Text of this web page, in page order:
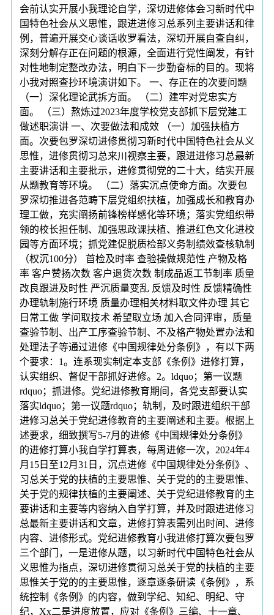
会前认实开展小我理论自学，深切进修体会习新时代中
国特色社会从义思惟，跟进进修习总系列主要讲话和律
例，普遍开展交心谈话收罗看法，深切开展自查自纠，
深刻分解存正在问题的根源，全面进行党性阐发，有针
对性地制定整改办法，明白下一步勤奋标的目的。现将
小我对照查抄环境演讲如下。 一、存正在的次要问题
（一）深化理论武拆方面。 （二）建牢对党忠实方
面。 （三）熬炼过2023年度学校党支部抓下层党建工
做述职演讲 一、次要做法和成效 （一）加强扶植方
面。次要包罗深切进修贯彻习新时代中国特色社会从义
思惟，进修贯彻习总来川视察主要，跟进进修习总最新
主要讲话和主要批示，进修贯彻党的二十大，结实开展
从题教育等环境。 （二）落实沉点使命方面。次要包
罗深切推进各范畴下层党组织扶植，加强成长和教育办
理工做，充实阐扬前锋榜样感化等环境；落实党组织带
领的校长担任制、加强思政课扶植、推进红色文化进校
园等方面环境；抓党建促脱质检部义务制绩效查核轨制
（权沉100分） 首检及时率 查验操做规范性 产物及格
率 客户赞扬次数 客户退货次数 制成品返工节制率 质量
改良跟进及时性 严沉质量变乱 反馈及时性 反馈精确性
办理轨制施行环境 质量办理相关材料取文件办理 其它
日常工做 学问取技术 希望取立场 加入合同评审，质量
查验节制、出产工序查验节制、不及格产物处置办法和
处理法子等通过进修《中国规律处分条例》，有以下两
个要求：1。连系现实制定本支部《条例》进修打算，
认实组织、督促干部抓好进修。2。ldquo；第一议题
rdquo；抓进修。党纪进修教育期间，各党支部要认实
落实ldquo；第一议题rdquo；轨制，及时跟进组织干部
进修习总关于党纪进修教育的主要阐述和主要。根据上
述要求，细致撰写5-7月的进修《中国规律处分条例》
的进修打算小我自学打算表，每周进修一次，2024年4
月15日至12月31日，沉点进修《中国规律处分条例》、
习总关于党的扶植的主要思惟、关于党的的主要思惟、
关于党的规律扶植的主要阐述、关于党纪进修教育的主
要讲话和主要等内容纳入自学打算，并及时跟进进修习
总最新主要讲话和文章，进修打算表需列出时间、进修
内容、进修形式。党纪进修教育小我进修打算次要包罗
三个部门，一是进修从题，以习新时代中国特色社会从
义思惟为指点，深切进修贯彻习总关于党的扶植的主要
思惟关于党的的主要思惟，逐章逐条研读《条例》，系
统控制《条例》的内容，做到学纪、知纪、明纪、守
纪，Xx二是进度放置，应对《条例》三编、十一章、